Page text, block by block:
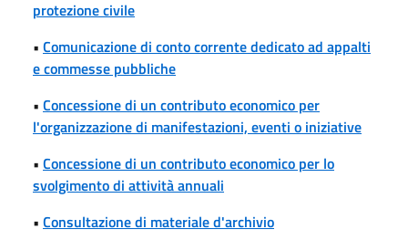
protezione civile
• Comunicazione di conto corrente dedicato ad appalti
e commesse pubbliche
• Concessione di un contributo economico per
l'organizzazione di manifestazioni, eventi o iniziative
• Concessione di un contributo economico per lo
svolgimento di attività annuali
• Consultazione di materiale d'archivio